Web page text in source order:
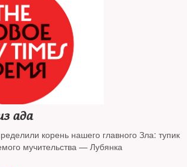
ада
корень нашего главного Зла: тупик
мучительства — Лубянка